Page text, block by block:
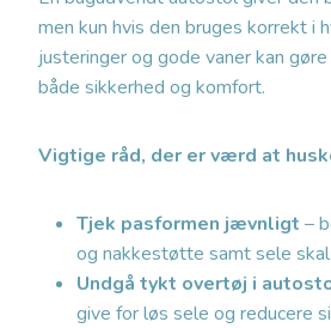
men kun hvis den bruges korrekt i
justeringer og gode vaner kan
både sikkerhed og komfort.
Vigtige råd, der er værd at
Tjek pasformen jævnligt –
og nakkestøtte samt sele
Undgå tykt overtøj i
give for løs sele og reducere